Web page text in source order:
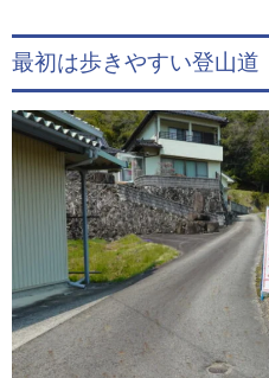
最初は歩きやすい登山道